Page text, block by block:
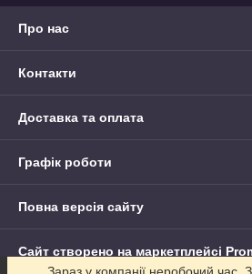
Про нас
Контакти
Доставка та оплата
Графік роботи
Повна версія сайту
Сайт створено на маркетплейсі